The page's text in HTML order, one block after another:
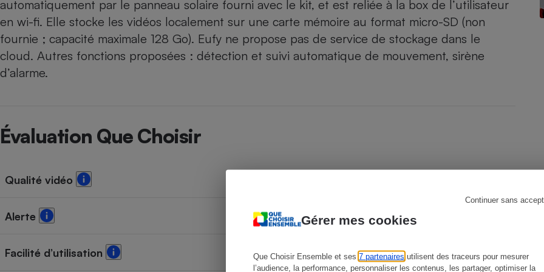
Gérer mes cookies
Que Choisir Ensemble et ses 7 partenaires utilisent des traceurs pour mesurer
l’audience, la performance, personnaliser les contenus, les partager, optimiser la
Continuer sans
automatiquement par le panneau solaire fourni avec le kit, et est reliée à la box de l’utilisateur
en wi-fi. Elle stocke les vidéos localement sur une carte mémoire au format micro-SD (non
fournie ; capacité maximale 128 Go). Eufy ne propose pas de service de stockage dans le
cloud. Autres fonctions proposées : détection et suivi automatique de mouvement, sirène
d’alarme.
Évaluation Que Choisir
Qualité vidéo
Alerte
Facilité d’utilisation
Cafetière à expressos Réfrigérateur